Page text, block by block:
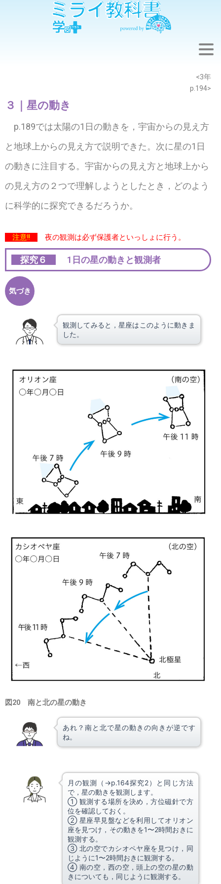
<3年
p.194>
３｜星の動き
p.189では太陽の1日の動きを，宇宙からの見え方
と地球上からの見え方で説明できた。次に星の1日
の動きに注目する。宇宙からの見え方と地球上から
の見え方の２つで理解しようとしたとき，どのよう
に科学的に探究できるだろうか。
注意!! 夜の観測は必ず保護者といっしょに行う。
探究６ 1日の星の動きと観測者
気づき
観測してみると，星座はこのように動きま
した。
図20 南と北の星の動き
あれ？南と北で星の動きの向きが逆です
ね。
月の観測（→p.164探究2）と同じ方法
で，星の動きを観測します。
① 観測する場所を決め，方位磁針で方
位を確認しておく。
② 星座早見盤などを利用してオリオン
座を見つけ，その動きを1〜2時間おきに
観測する。
③ 北の空でカシオペヤ座を見つけ，同
じように1〜2時間おきに観測する。
④ 南の空，西の空，頭上の空の星の動
きについても，同じように観測する。